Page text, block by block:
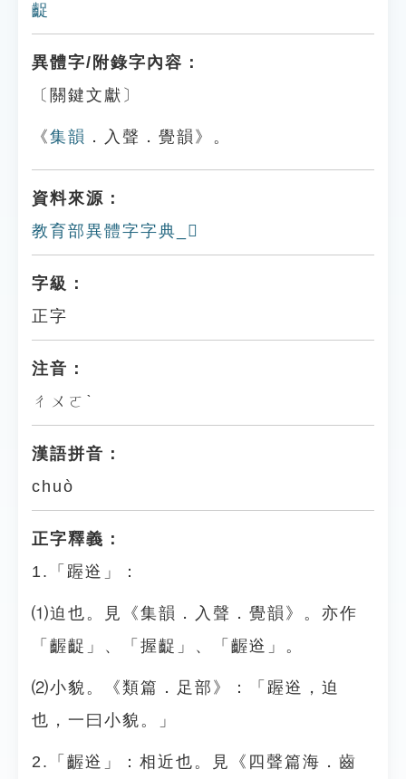
齪
異體字/附錄字內容：
〔關鍵文獻〕
《集韻 ．入聲．覺韻》。
資料來源：
教育部異體字字典_𪘏
字級：
正字
注音：
ㄔㄨㄛˋ
漢語拼音：
chuò
正字釋義：
1.「䠎逧」：
⑴迫也。見《集韻．入聲．覺韻》。亦作
「齷齪」、「握齪」、「齷逧」。
⑵小貌。《類篇．足部》：「䠎逧，迫
也，一曰小貌。」
2.「齷逧」：相近也。見《四聲篇海．齒